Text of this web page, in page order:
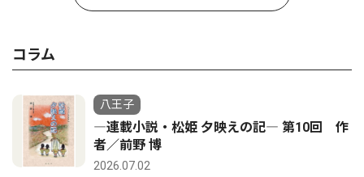
コラム
八王子
―連載小説・松姫 夕映えの記― 第10回 作
者／前野 博
2026.07.02